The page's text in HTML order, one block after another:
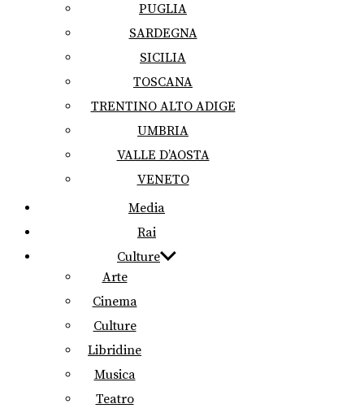
PUGLIA
SARDEGNA
SICILIA
TOSCANA
TRENTINO ALTO ADIGE
UMBRIA
VALLE D’AOSTA
VENETO
Media
Rai
Culture
Arte
Cinema
Culture
Libridine
Musica
Teatro